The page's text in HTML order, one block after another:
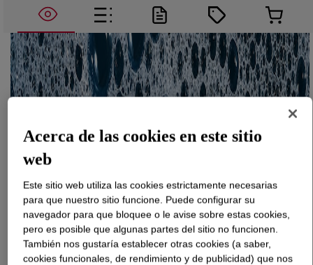
A HASE rheology modifier and stabilizer for high
surfactant containing detergent or cleaner formulations.
This product provides outstanding clarity, excellent
thickening efficiency and high surface tolerance.
Acerca de las cookies en este sitio
web
Este sitio web utiliza las cookies estrictamente necesarias
para que nuestro sitio funcione. Puede configurar su
navegador para que bloquee o le avise sobre estas cookies,
pero es posible que algunas partes del sitio no funcionen.
También nos gustaría establecer otras cookies (a saber,
cookies funcionales, de rendimiento y de publicidad) que nos